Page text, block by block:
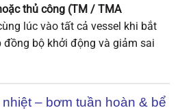
thủ công (TM / TMA
lúc vào tất cả vessel khi bắt
bộ khởi động và giảm sai
– bơm tuần hoàn & bể